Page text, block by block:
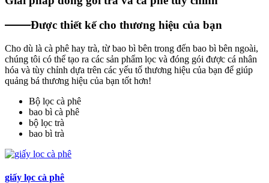
Được thiết kế cho thương hiệu của bạn
Cho dù là cà phê hay trà, từ bao bì bên trong đến bao bì bên ngoài,
chúng tôi có thể tạo ra các sản phẩm lọc và đóng gói được cá nhân
hóa và tùy chỉnh dựa trên các yếu tố thương hiệu của bạn để giúp
quảng bá thương hiệu của bạn tốt hơn!
Bộ lọc cà phê
bao bì cà phê
bộ lọc trà
bao bì trà
giấy lọc cà phê